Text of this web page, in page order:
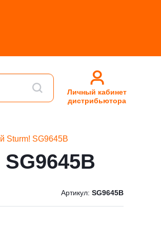
Личный кабинет
дистрибьютора
Sturm! SG9645B
Артикул: SG9645B